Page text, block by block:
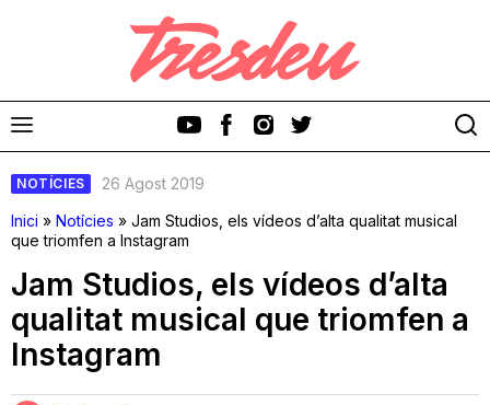
Discos
NOTÍCIES
26 Agost 2019
Inici » Notícies » Jam Studios, els vídeos d’alta qualitat musical
que triomfen a Instagram
Jam Studios, els vídeos d’alta
qualitat musical que triomfen a
Instagram